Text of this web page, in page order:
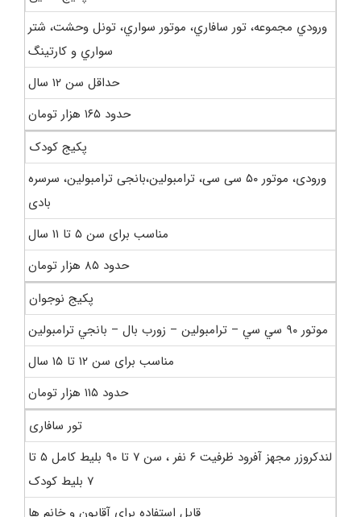
ورودي مجموعه، تور سافاري، موتور سواري، تونل وحشت، شتر
سواري و کارتينگ
حداقل سن ۱۲ سال
حدود ۱۶۵ هزار تومان
پکیج کودک
ورودی، موتور ۵۰ سی سی، ترامبولین،بانجی ترامبولین، سرسره
بادی
مناسب برای سن ۵ تا ۱۱ سال
حدود ۸۵ هزار تومان
پکیج نوجوان
موتور ۹۰ سي سي – ترامبولين – زورب بال – بانجي ترامبولين
مناسب برای سن ۱۲ تا ۱۵ سال
حدود ۱۱۵ هزار تومان
تور سافاری
لندکروزر مجهز آفرود ظرفيت ۶ نفر ، سن ۷ تا ۹۰ بليط کامل ۵ تا
۷ بليط کودک
قابل استفاده برای آقایون و خانم ها